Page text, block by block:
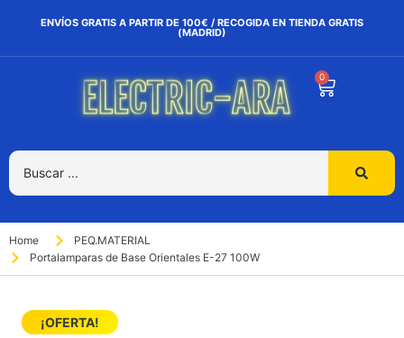
ENVÍOS GRATIS A PARTIR DE 100€ / RECOGIDA EN TIENDA GRATIS
(MADRID)
0
Home
PEQ.MATERIAL
Portalamparas de Base Orientales E-27 100W
¡OFERTA!